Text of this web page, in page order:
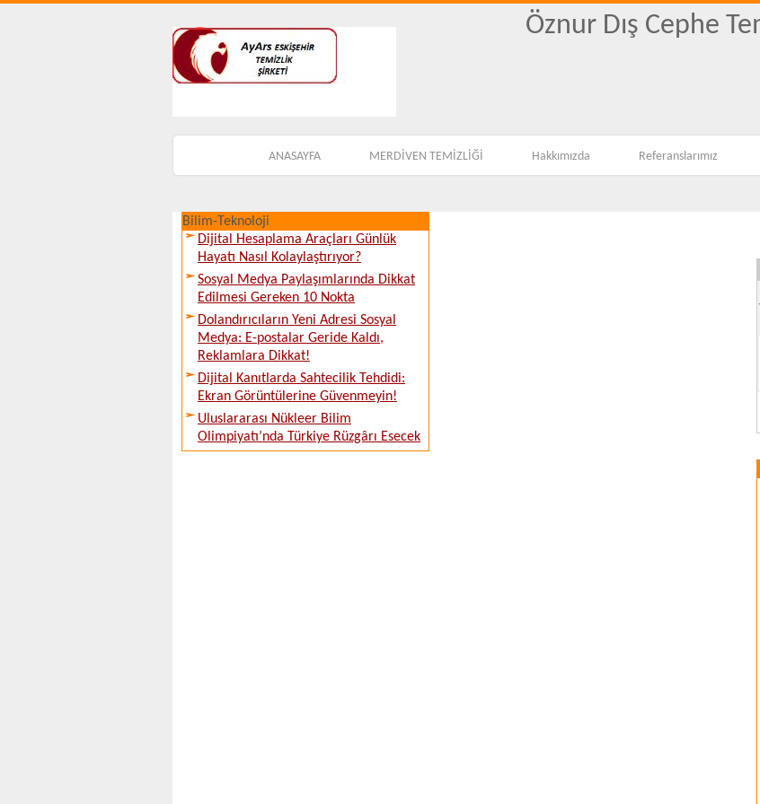
Öznur Dış Cephe
KOLTUK
ANASAYFA MERDİVEN TEMİZLİĞİ Hakkımızda Referanslarımız
Bilim-Teknoloji
Dijital Hesaplama Araçları Günlük
Hayatı Nasıl Kolaylaştırıyor?
Sosyal Medya Paylaşımlarında Dikkat
Edilmesi Gereken 10 Nokta
Dolandırıcıların Yeni Adresi Sosyal
Medya: E-postalar Geride Kaldı,
Reklamlara Dikkat!
Dijital Kanıtlarda Sahtecilik Tehdidi:
Ekran Görüntülerine Güvenmeyin!
Uluslararası Nükleer Bilim
Olimpiyatı’nda Türkiye Rüzgârı Esecek